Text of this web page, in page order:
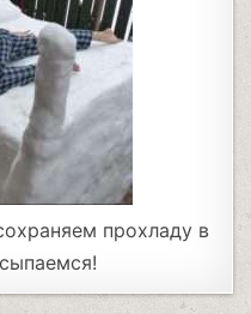
прохладу в